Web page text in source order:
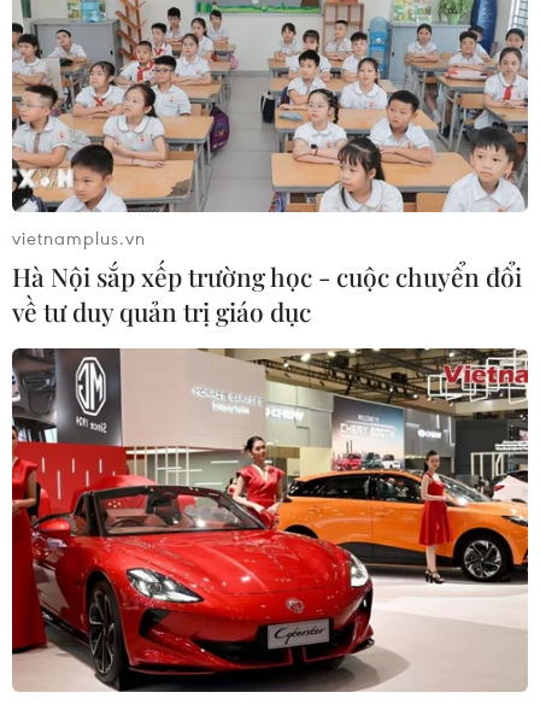
không xóa nội dung bị cấm
27/05/2021 13:24
Twitter tồn tại hàng nghìn nội dung bị cấm như hướng
dẫn tự sát, kích động tự sát, những tài liệu có tranh ảnh
khiêu dâm trẻ vị thành niên, hay thông tin về cách điều
chế và sử dụng ma túy...
Nga phạt các hãng công nghệ nước ngoài
vi phạm luật lưu trữ dữ liệu
vietnamplus.vn
Hà Nội sắp xếp trường học - cuộc chuyển đổi
về tư duy quản trị giáo dục